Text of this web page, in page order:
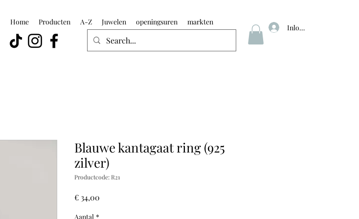
Home Producten A-Z Juwelen openingsuren markten
Inloggen
Blauwe kantagaat ring (925
zilver)
Productcode: R21
€ 34,00
Aantal *